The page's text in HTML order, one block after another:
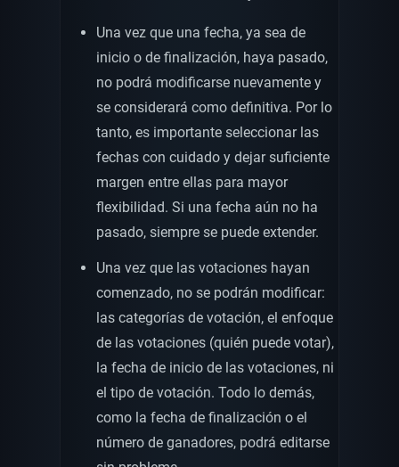
Una vez que una fecha, ya sea de
inicio o de finalización, haya pasado,
no podrá modificarse nuevamente y
se considerará como definitiva. Por lo
tanto, es importante seleccionar las
fechas con cuidado y dejar suficiente
margen entre ellas para mayor
flexibilidad. Si una fecha aún no ha
pasado, siempre se puede extender.
Una vez que las votaciones hayan
comenzado, no se podrán modificar:
las categorías de votación, el enfoque
de las votaciones (quién puede votar),
la fecha de inicio de las votaciones, ni
el tipo de votación. Todo lo demás,
como la fecha de finalización o el
número de ganadores, podrá editarse